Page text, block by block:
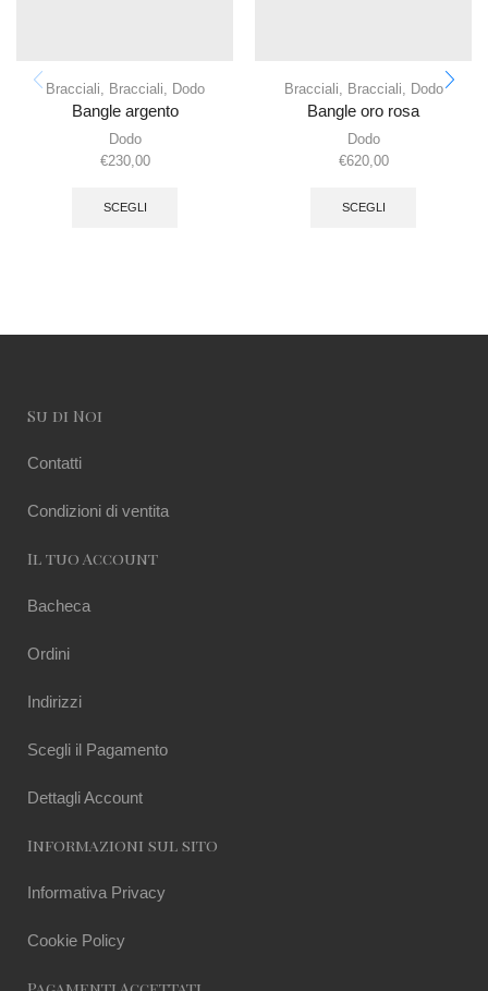
Bracciali, Bracciali, Dodo
Bangle argento
Dodo
€230,00
SCEGLI
Bracciali, Bracciali, Dodo
Bangle oro rosa
Dodo
€620,00
SCEGLI
Su di Noi
Contatti
Condizioni di ventita
Il tuo Account
Bacheca
Ordini
Indirizzi
Scegli il Pagamento
Dettagli Account
Informazioni sul sito
Informativa Privacy
Cookie Policy